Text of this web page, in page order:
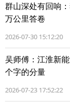
群山深处有回响
万公里答卷
2026-07-30 15:12:20
吴师傅：江淮新
个字的分量
2026-07-23 17:52:22